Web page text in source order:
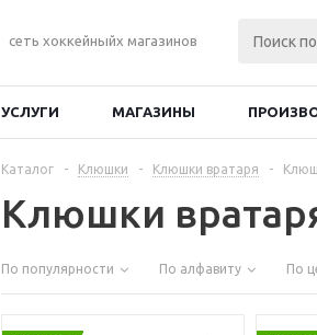
сеть хоккейныйх магазинов
УСЛУГИ МАГАЗИНЫ
Каталог - Клюшки - Клюшки вратаря -
Клюшки
По популярности По алфавиту По